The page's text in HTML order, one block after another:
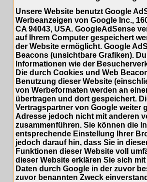
Unsere Website benutzt Google
Werbeanzeigen von Google Inc.,
CA 94043, USA. GoogleAdSense
auf Ihrem Computer gespeichert
der Website ermöglicht. Google
Beacons (unsichtbare Grafiken).
Informationen wie der
Die durch Cookies und Web
Benutzung dieser Website
von Werbeformaten werden an
übertragen und dort gespeichert.
Vertragspartner von Google weiter
Adresse jedoch nicht mit anderen
zusammenführen. Sie können die
entsprechende Einstellung Ihrer
jedoch darauf hin, dass Sie in
Funktionen dieser Website voll
dieser Website erklären Sie sich
Daten durch Google in der zuvor
zuvor benannten Zweck